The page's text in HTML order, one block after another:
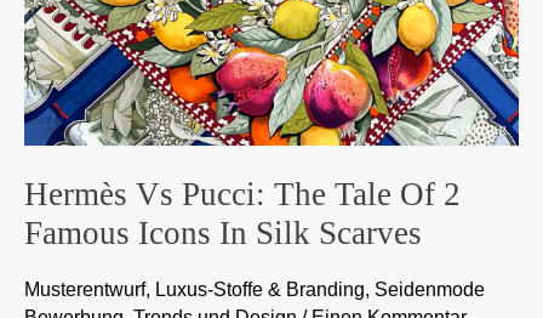
Hermès Vs Pucci: The Tale Of 2
Famous Icons In Silk Scarves
Musterentwurf, Luxus-Stoffe & Branding, Seidenmode